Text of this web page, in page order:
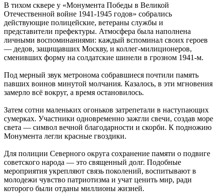
В тихом сквере у «Монумента Победы в Великой
Отечественной войне 1941-1945 годов» собрались
действующие полицейские, ветераны службы и
представители префектуры. Атмосфера была наполнена
личными воспоминаниями: каждый вспоминал своих героев
— дедов, защищавших Москву, и коллег-милиционеров,
сменивших форму на солдатские шинели в грозном 1941-м.
Под мерный звук метронома собравшиеся почтили память
павших воинов минутой молчания. Казалось, в эти мгновения
замерло всё вокруг, а время остановилось.
Затем сотни маленьких огоньков затрепетали в наступающих
сумерках. Участники одновременно зажгли свечи, создав море
света — символ вечной благодарности и скорби. К подножию
Монумента легли красные гвоздики.
Для полиции Северного округа сохранение памяти о подвиге
советского народа — это священный долг. Подобные
мероприятия укрепляют связь поколений, воспитывают в
молодежи чувство патриотизма и учат ценить мир, ради
которого были отданы миллионы жизней.